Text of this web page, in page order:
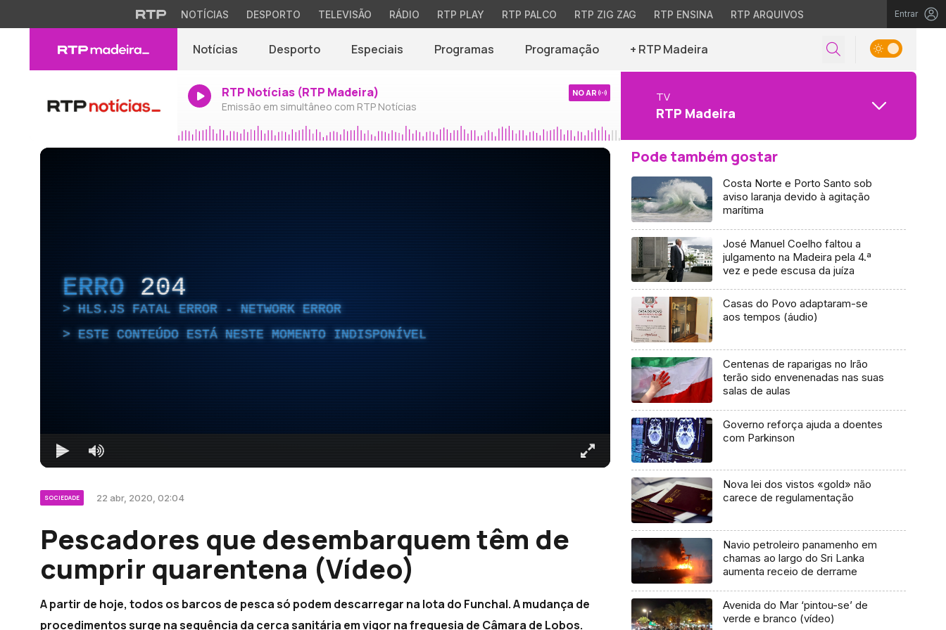
NOTÍCIAS DESPORTO TELEVISÃO RÁDIO RTP PLAY RTP PALCO RTP ZIG ZAG RTP ENSINA RTP ARQUIVOS Entrar
Notícias Desporto Especiais Programas Programação + RTP Madeira
RTP Notícias (RTP Madeira)
Emissão em simultâneo com RTP Notícias
NO AR TV
RTP Madeira
ERRO 204
HLS.JS FATAL ERROR - NETWORK ERROR
ESTE CONTEÚDO ESTÁ NESTE MOMENTO INDISPONÍVEL
SOCIEDADE 22 abr, 2020, 02:04
Pescadores que desembarquem têm de
cumprir quarentena (Vídeo)
A partir de hoje, todos os barcos de pesca só podem descarregar na lota do Funchal. A mudança de
procedimentos surge na sequência da cerca sanitária em vigor na freguesia de Câmara de Lobos.
Pode também gostar
Costa Norte e Porto Santo sob
aviso laranja devido à agitação
marítima
José Manuel Coelho faltou a
julgamento na Madeira pela 4.ª
vez e pede escusa da juíza
Casas do Povo adaptaram-se
aos tempos (áudio)
Centenas de raparigas no Irão
terão sido envenenadas nas suas
salas de aulas
Governo reforça ajuda a doentes
com Parkinson
Nova lei dos vistos «gold» não
carece de regulamentação
Navio petroleiro panamenho em
chamas ao largo do Sri Lanka
aumenta receio de derrame
Avenida do Mar ‘pintou-se’ de
verde e branco (vídeo)